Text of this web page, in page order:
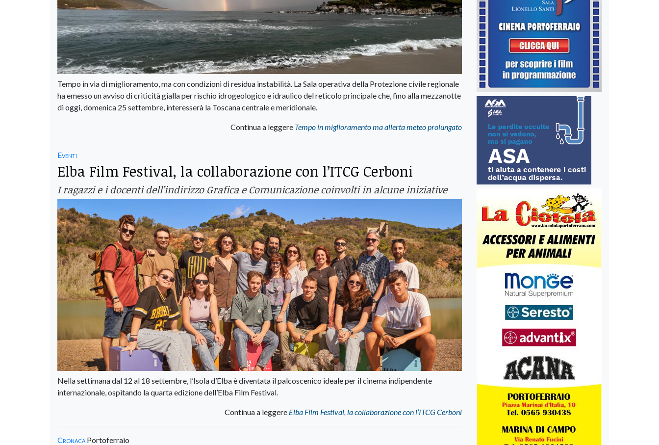
Tempo in via di miglioramento, ma con condizioni di residua instabilità. La Sala operativa della Protezione civile regionale
ha emesso un avviso di criticità gialla per rischio idrogeologico e idraulico del reticolo principale che, fino alla mezzanotte
di oggi, domenica 25 settembre, interesserà la Toscana centrale e meridionale.
Continua a leggere Tempo in miglioramento ma allerta meteo prolungato
Eventi
Elba Film Festival, la collaborazione con l’ITCG Cerboni
I ragazzi e i docenti dell’indirizzo Grafica e Comunicazione coinvolti in alcune iniziative
Nella settimana dal 12 al 18 settembre, l’Isola d’Elba è diventata il palcoscenico ideale per il cinema indipendente
internazionale, ospitando la quarta edizione dell’Elba Film Festival.
Continua a leggere Elba Film Festival, la collaborazione con l’ITCG Cerboni
Cronaca Portoferraio